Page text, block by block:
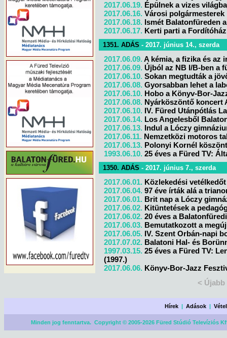
2017.06.19. Épülnek a vizes
2017.06.16. Városi
2017.06.18. Ismét Balatonfüreden
2017.06.17. Kerti parti a
1351. ADÁS - 2017. június 14., szerda
2017.06.09.A kémia, a fizika és az
2017.06.09. Újból az NB I/B-ben a
2017.06.10. Sokan megtudták a
2017.06.08. Gyorsabban lehet a
2017.06.10. Hobo a Könyv-Bor-
2017.06.08. Nyárköszöntő koncert
2017.06.10. IV. Füred Utánpótlás
2017.06.14. Los Angelesből
2017.06.13. Indul a Lóczy
2017.06.11. Nemzetközi motoros
2017.06.13. Polonyi Kornél
1993.06.10. 25 éves a Füred TV:
1350. ADÁS - 2017. június 7., szerda
2017.06.01. Közlekedési
2017.06.04. 97 éve írták alá a
2017.06.01. Brit nap a Lóczy
2017.06.02. Kitüntetések a
2017.06.02. 20 éves a
2017.06.03. Bemutatkozott a
2017.06.05. IV. Szent Orbán-napi
2017.07.02. Balatoni Hal- és
1997.03.15. 25 éves a Füred TV:
(1997.)
2017.06.06. Könyv-Bor-Jazz
<
Hírek |Adások |
Minden jog fenntartva. Copyright © 2005-2026 Füred Stúdió Televíziós